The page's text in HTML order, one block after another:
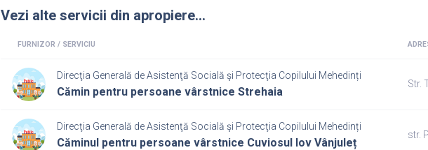
Vezi alte servicii din apropiere...
FURNIZOR / SERVICIU
Direcţia Generală de Asistenţă Socială şi Protecţia Copilului Mehedinți
Cămin pentru persoane vârstnice Strehaia
Str.
Direcţia Generală de Asistenţă Socială şi Protecţia Copilului Mehedinți
Căminul pentru persoane vârstnice Cuviosul Iov Vânjuleț
str.